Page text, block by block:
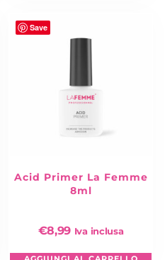
Save
Acid Primer La Femme
8ml
€8,99 Iva inclusa